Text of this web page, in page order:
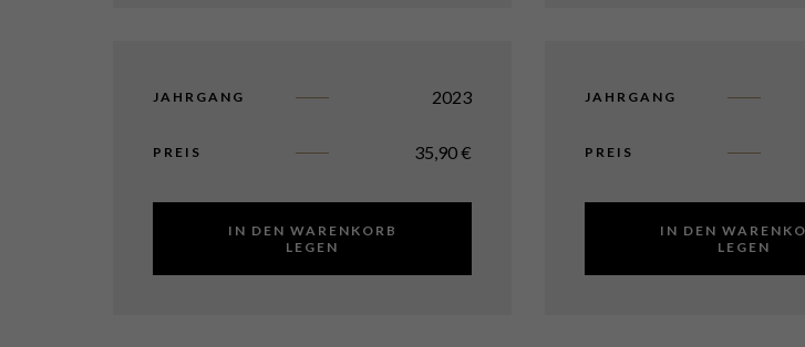
JAHRGANG 2023
PREIS 35,90€
IN DEN WARENKORB
LEGEN
JAHRGANG
PREIS
IN DEN
LEGEN